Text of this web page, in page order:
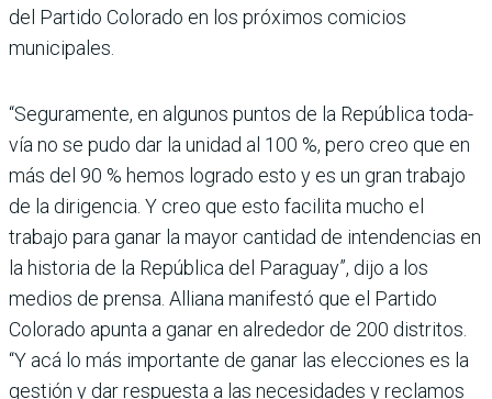
del Partido Colorado en los próxi­mos comicios
municipales.
“Seguramente, en algunos puntos de la República toda­
vía no se pudo dar la unidad al 100 %, pero creo que en
más del 90 % hemos logrado esto y es un gran trabajo
de la dirigencia. Y creo que esto facilita mucho el
trabajo para ganar la mayor cantidad de intendencias en
la historia de la República del Paraguay”, dijo a los
medios de prensa. Alliana manifestó que el Par­tido
Colorado apunta a ganar en alrededor de 200 distritos.
“Y acá lo más importante de ganar las elecciones es la
ges­tión y dar respuesta a las nece­sidades y reclamos